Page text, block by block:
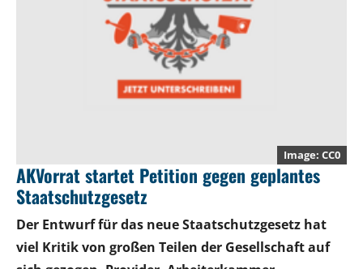
CC0
AKVorrat startet Petition gegen geplantes
Staatschutzgesetz
Der Entwurf für das neue Staatschutzgesetz hat
viel Kritik von großen Teilen der Gesellschaft auf